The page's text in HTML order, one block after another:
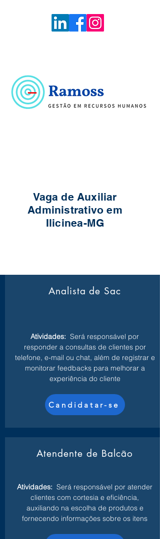
Vaga de Auxiliar
Administrativo em
Ilicinea-MG
Analista de Sac
Atividades: Será responsável por
responder a consultas de clientes por
telefone, e-mail ou chat, além de registrar e
monitorar feedbacks para melhorar a
experiência do cliente
Candidatar-se
Atendente de Balcão
Atividades: Será responsável por atender
clientes com cortesia e eficiência,
auxiliando na escolha de produtos e
fornecendo informações sobre os itens